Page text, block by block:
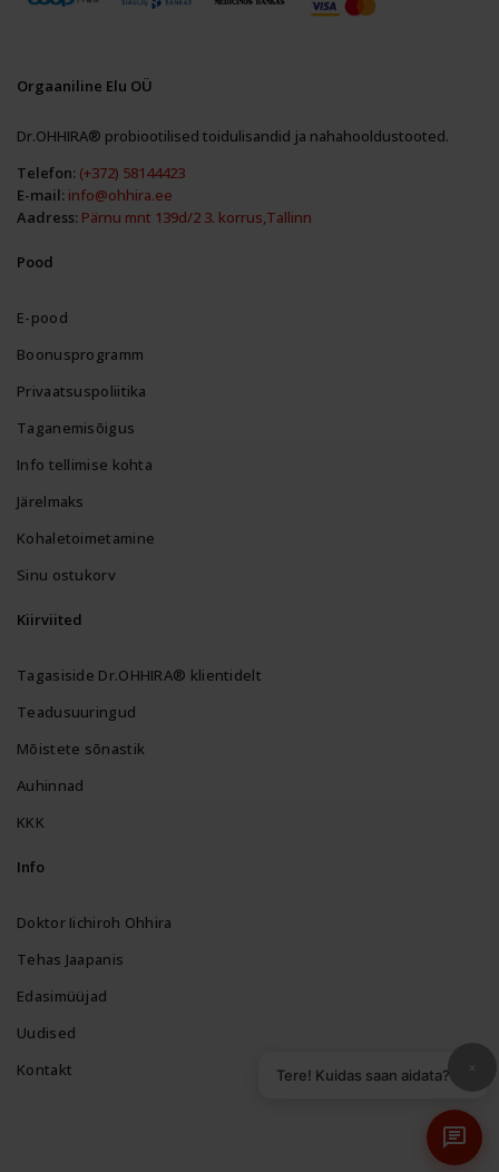
Orgaaniline Elu OÜ
Dr.OHHIRA® probiootilised toidulisandid ja nahahooldustooted.
Telefon: (+372) 58144423
E-mail: info@ohhira.ee
Aadress: Pärnu mnt 139d/2 3. korrus,Tallinn
Pood
E-pood
Boonusprogramm
Privaatsuspoliitika
Taganemisõigus
Info tellimise kohta
Järelmaks
Kohaletoimetamine
Sinu ostukorv
Kiirviited
Tagasiside Dr.OHHIRA® klientidelt
Teadusuuringud
Mõistete sõnastik
Auhinnad
KKK
Info
Doktor Iichiroh Ohhira
Tehas Jaapanis
Edasimüüjad
Uudised
Kontakt
×
Tere! Kuidas saan aidata?